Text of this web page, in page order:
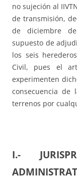
no sujeción al
de transmisión,
de diciembre
supuesto de
los seis
Civil, pues el
experimenten
consecuencia
terrenos por
I.-